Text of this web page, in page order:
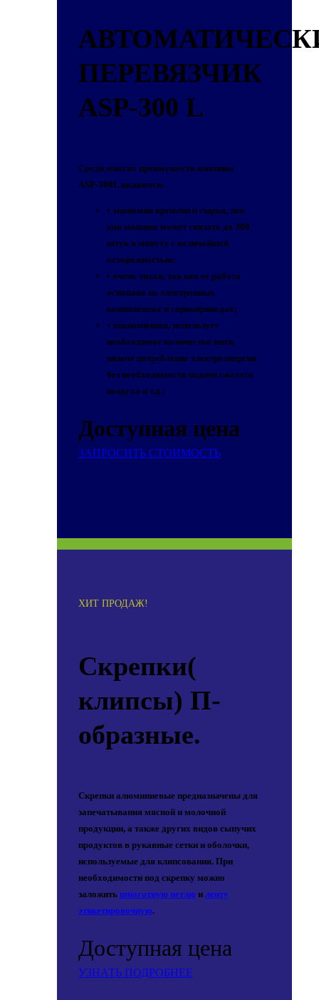
ПЕРЕВЯЗЧИК
ASP-300 L
Среди многих преимуществ машины
ASР-300L являются:
• экономия времени и сырья, так
как машина может связать до 300
штук в минуту с величайшей
осторожностью;
• очень тихая, так как ее работа
основана на электронных
компонентах и сервоприводах;
• экономичная, использует
необходимое количество нити,
низкое потребление электроэнергии
без необходимости подачи сжатого
воздуха и т.д.;
Доступная цена
ЗАПРОСИТЬ СТОИМОСТЬ
ХИТ ПРОДАЖ!
Скрепки(
клипсы) П-
образные.
Скрепки алюминиевые предназначены для
запечатывания мясной и молочной
продукции, а также других видов сыпучих
продуктов в рукавные сетки и оболочки,
используемые для клипсования. При
необходимости под скрепку можно
заложить шпагатную петлю и ленту
этикетировочную.
Доступная цена
УЗНАТЬ ПОДРОБНЕЕ